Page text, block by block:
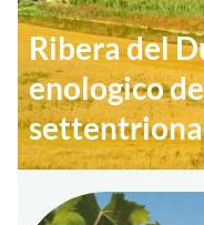
Ribera del
enologico